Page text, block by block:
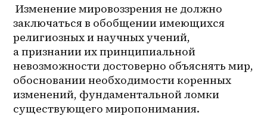
Изменение мировоззрения не должно
заключаться в обобщении имеющихся
религиозных и научных учений,
а признании их принципиальной
невозможности достоверно объяснять мир,
обосновании необходимости коренных
изменений, фундаментальной ломки
существующего миропонимания.